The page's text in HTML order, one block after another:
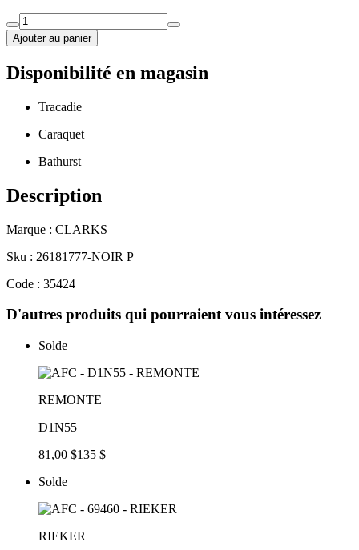
Ajouter au panier
Disponibilité en magasin
Tracadie
Caraquet
Bathurst
Description
Marque : CLARKS
Sku : 26181777-NOIR P
Code : 35424
D'autres produits qui pourraient vous intéressez
Solde
REMONTE
D1N55
81,00 $135 $
Solde
RIEKER